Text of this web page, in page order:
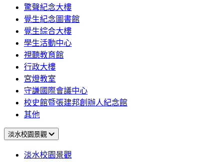
驚聲紀念大樓
覺生紀念圖書館
覺生綜合大樓
學生活動中心
視聽教育館
行政大樓
宮燈教室
守謙國際會議中心
校史館暨張建邦創辦人紀念館
其他
淡水校園景觀
淡水校園景觀